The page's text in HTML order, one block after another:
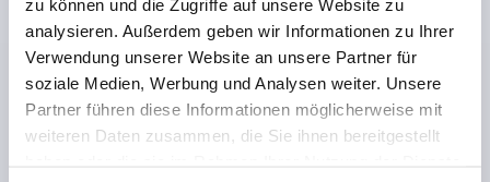
zu können und die Zugriffe auf unsere Website zu
analysieren. Außerdem geben wir Informationen zu Ihrer
Verwendung unserer Website an unsere Partner für
soziale Medien, Werbung und Analysen weiter. Unsere
Partner führen diese Informationen möglicherweise mit
weiteren Daten zusammen, die Sie ihnen bereitgestellt
8) Stangenschlösser Zink oder Kunststoff für
Flachstangen K2279
Andere Kunden kauften auch
K2465